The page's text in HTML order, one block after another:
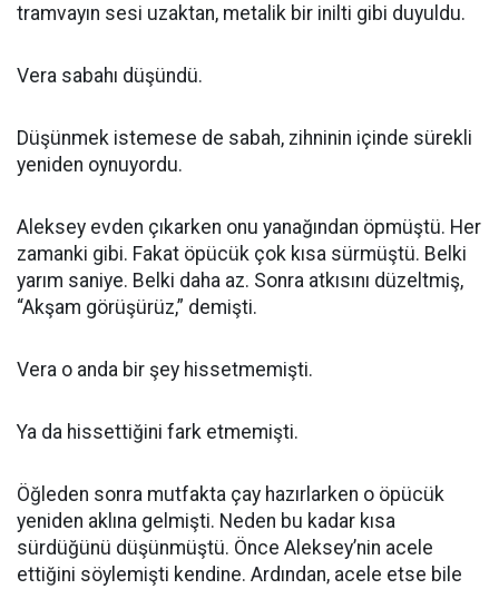
tramvayın sesi uzaktan, metalik bir inilti gibi duyuldu.
Vera sabahı düşündü.
Düşünmek istemese de sabah, zihninin içinde sürekli
yeniden oynuyordu.
Aleksey evden çıkarken onu yanağından öpmüştü. Her
zamanki gibi. Fakat öpücük çok kısa sürmüştü. Belki
yarım saniye. Belki daha az. Sonra atkısını düzeltmiş,
“Akşam görüşürüz,” demişti.
Vera o anda bir şey hissetmemişti.
Ya da hissettiğini fark etmemişti.
Öğleden sonra mutfakta çay hazırlarken o öpücük
yeniden aklına gelmişti. Neden bu kadar kısa
sürdüğünü düşünmüştü. Önce Aleksey’nin acele
ettiğini söylemişti kendine. Ardından, acele etse bile